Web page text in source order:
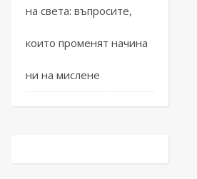
на света: въпросите,
които променят начина
ни на мислене